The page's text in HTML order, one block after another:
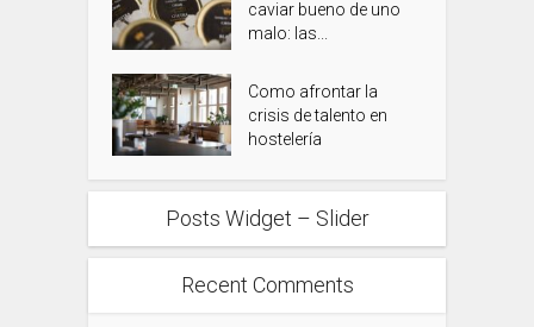
caviar bueno de uno
malo: las...
Como afrontar la
crisis de talento en
hostelería
Posts Widget – Slider
Recent Comments